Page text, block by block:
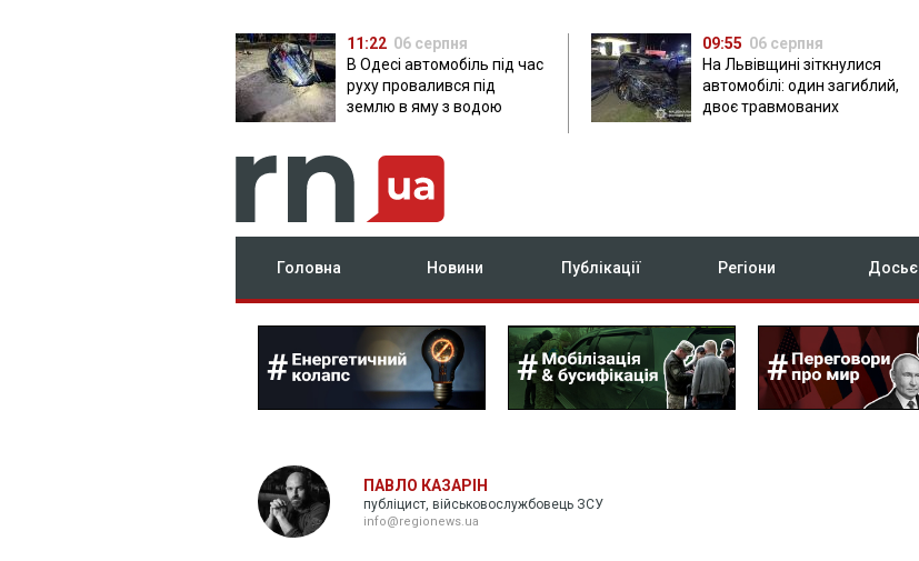
11:22 06 серпня
В Одесі автомобіль під час
руху провалився під
землю в яму з водою
09:55 06 серпня
На Львівщині зіткнулися
автомобілі: один загиблий,
двоє травмованих
Головна Новини Публікації Регіони Досьє
ПАВЛО КАЗАРІН
публіцист, військовослужбовець ЗСУ
info@regionews.ua